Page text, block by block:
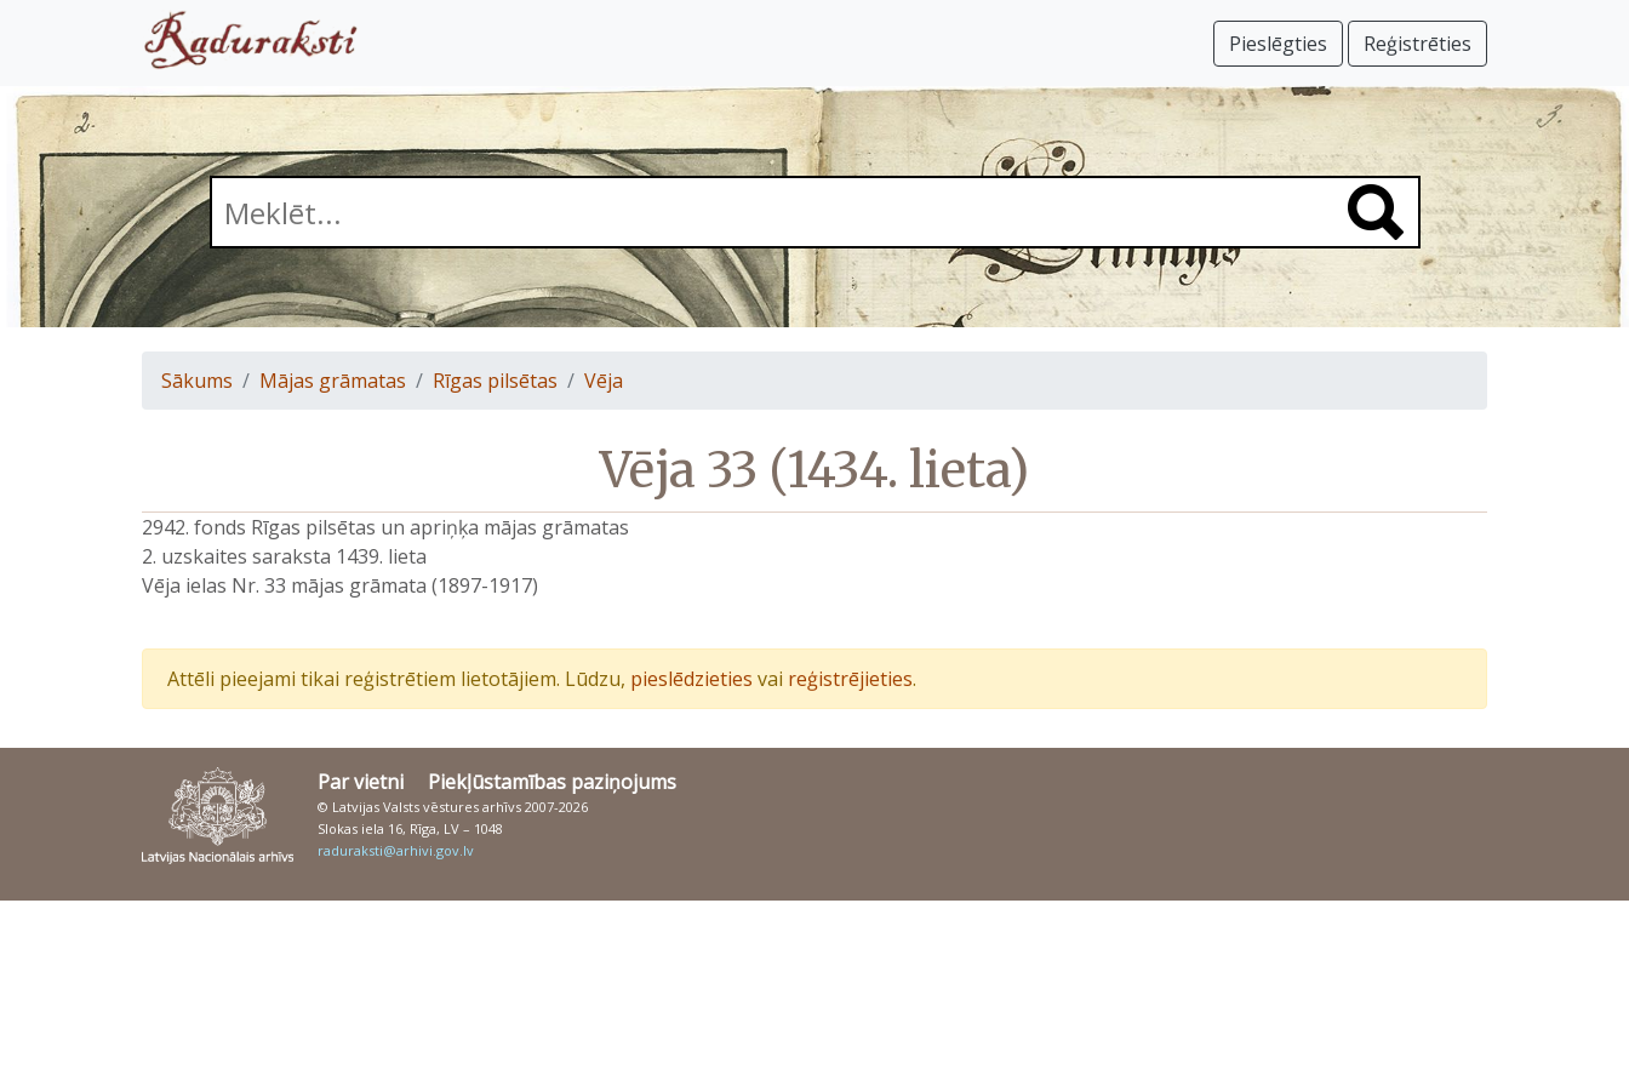
Pieslēgties Reģistrēties
Sākums Mājas grāmatas Rīgas pilsētas Vēja
Vēja 33 (1434. lieta)
2942. fonds Rīgas pilsētas un apriņķa mājas grāmatas
2. uzskaites saraksta 1439. lieta
Vēja ielas Nr. 33 mājas grāmata (1897-1917)
Attēli pieejami tikai reģistrētiem lietotājiem. Lūdzu, pieslēdzieties vai reģistrējieties.
Par vietni Piekļūstamības paziņojums
© Latvijas Valsts vēstures arhīvs 2007-2026
Slokas iela 16, Rīga, LV – 1048
raduraksti@arhivi.gov.lv